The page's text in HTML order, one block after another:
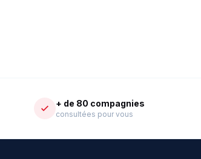
+ de 80 compagnies
consultées pour vous